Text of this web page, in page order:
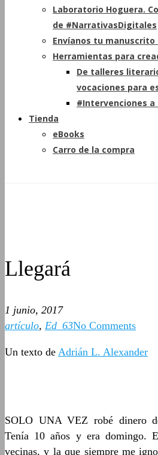
Laboratorio Hoguera.
de #NarrativasDigitales
Envíanos tu
Herramientas para
De talleres
vocaciones para
#Intervenciones
Tienda
eBooks
Carro de la compra
Llegará
1 junio, 2017
artículo, Ed_63No Comments
Un texto de Adrián L. Alexander
SOLO UNA VEZ robé dinero
Tenía 10 años y era domingo.
vecinas, y la que siempre me